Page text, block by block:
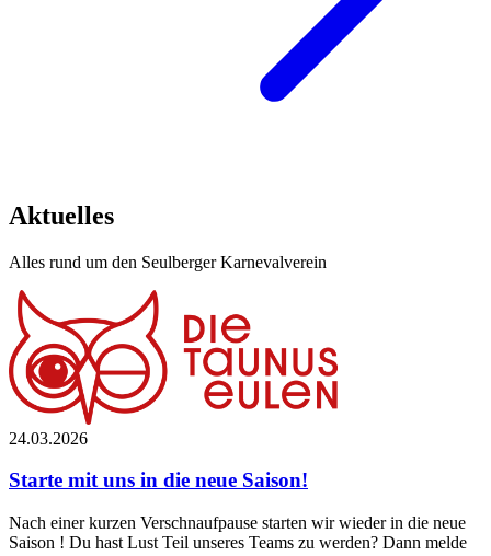
Aktuelles
Alles rund um den Seulberger Karnevalverein
24.03.2026
Starte mit uns in die neue Saison!
Nach einer kurzen Verschnaufpause starten wir wieder in die neue
Saison ! Du hast Lust Teil unseres Teams zu werden? Dann melde